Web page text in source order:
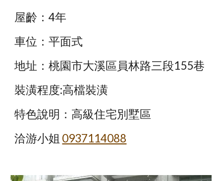
屋齡：4年
車位：平面式
地址：桃園市大溪區員林路三段155巷
裝潢程度:高檔裝潢
特色說明：高級住宅別墅區
洽游小姐 0937114088